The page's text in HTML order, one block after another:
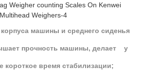
машины и среднего сиденья
прочность машины, делает у
короткое время стабилизации;